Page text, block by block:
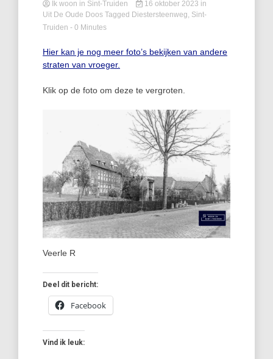
Ik woon in Sint-Truiden 16 oktober 2023 in
Uit De Oude Doos Tagged Diestersteenweg, Sint-
Truiden - 0 Minutes
Hier kan je nog meer foto’s bekijken van andere
straten van vroeger.
Klik op de foto om deze te vergroten.
Veerle R
Deel dit bericht:
Facebook
Vind ik leuk: